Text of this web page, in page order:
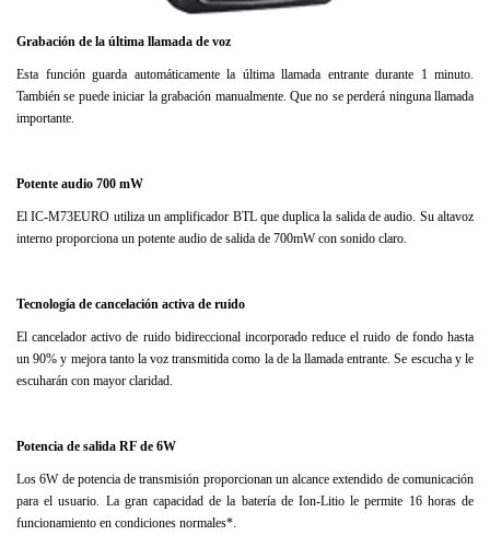
Grabación de la última llamada de voz
Esta función guarda automáticamente la última llamada entrante durante 1 minuto.
También se puede iniciar la grabación manualmente. Que no se perderá ninguna llamada
importante.
Potente audio 700 mW
El IC-M73EURO utiliza un amplificador BTL que duplica la salida de audio. Su altavoz
interno proporciona un potente audio de salida de 700mW con sonido claro.
Tecnología de cancelación activa de ruido
El cancelador activo de ruido bidireccional incorporado reduce el ruido de fondo hasta
un 90% y mejora tanto la voz transmitida como la de la llamada entrante. Se escucha y le
escuharán con mayor claridad.
Potencia de salida RF de 6W
Los 6W de potencia de transmisión proporcionan un alcance extendido de comunicación
para el usuario. La gran capacidad de la batería de Ion-Litio le permite 16 horas de
funcionamiento en condiciones normales*.